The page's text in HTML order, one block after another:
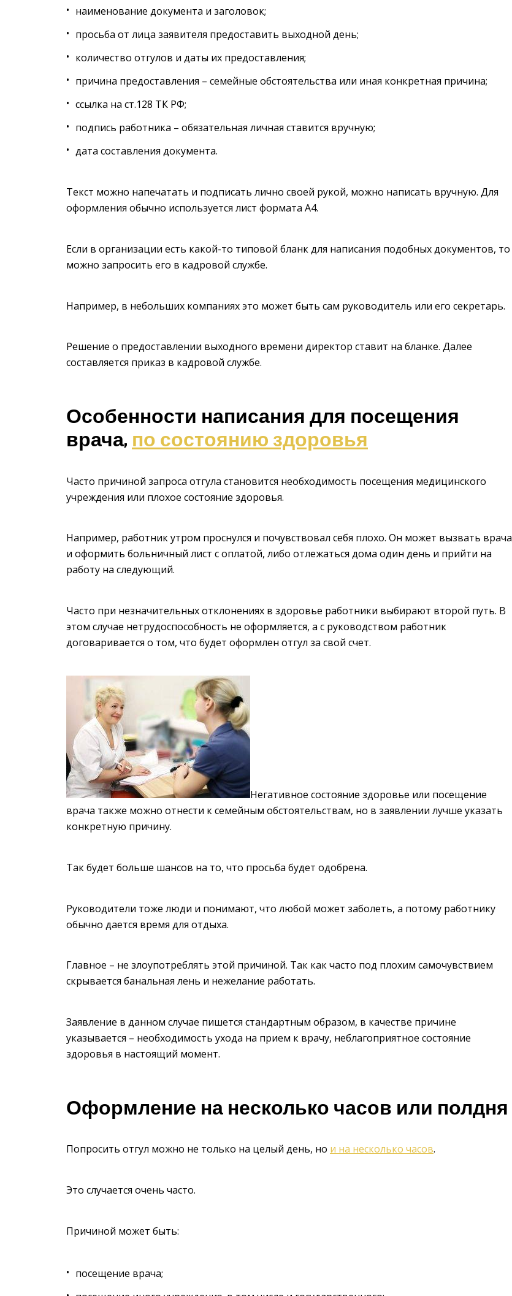
наименование документа и заголовок;
просьба от лица заявителя предоставить выходной день;
количество отгулов и даты их предоставления;
причина предоставления – семейные обстоятельства или иная конкретная причина;
ссылка на ст.128 ТК РФ;
подпись работника – обязательная личная ставится вручную;
дата составления документа.
Текст можно напечатать и подписать лично своей рукой, можно написать вручную. Для
оформления обычно используется лист формата А4.
Если в организации есть какой-то типовой бланк для написания подобных документов, то
можно запросить его в кадровой службе.
Например, в небольших компаниях это может быть сам руководитель или его секретарь.
Решение о предоставлении выходного времени директор ставит на бланке. Далее
составляется приказ в кадровой службе.
Особенности написания для посещения
врача, по состоянию здоровья
Часто причиной запроса отгула становится необходимость посещения медицинского
учреждения или плохое состояние здоровья.
Например, работник утром проснулся и почувствовал себя плохо. Он может вызвать врача
и оформить больничный лист с оплатой, либо отлежаться дома один день и прийти на
работу на следующий.
Часто при незначительных отклонениях в здоровье работники выбирают второй путь. В
этом случае нетрудоспособность не оформляется, а с руководством работник
договаривается о том, что будет оформлен отгул за свой счет.
Негативное состояние здоровье или посещение
врача также можно отнести к семейным обстоятельствам, но в заявлении лучше указать
конкретную причину.
Так будет больше шансов на то, что просьба будет одобрена.
Руководители тоже люди и понимают, что любой может заболеть, а потому работнику
обычно дается время для отдыха.
Главное – не злоупотреблять этой причиной. Так как часто под плохим самочувствием
скрывается банальная лень и нежелание работать.
Заявление в данном случае пишется стандартным образом, в качестве причине
указывается – необходимость ухода на прием к врачу, неблагоприятное состояние
здоровья в настоящий момент.
Оформление на несколько часов или полдня
Попросить отгул можно не только на целый день, но и на несколько часов.
Это случается очень часто.
Причиной может быть:
посещение врача;